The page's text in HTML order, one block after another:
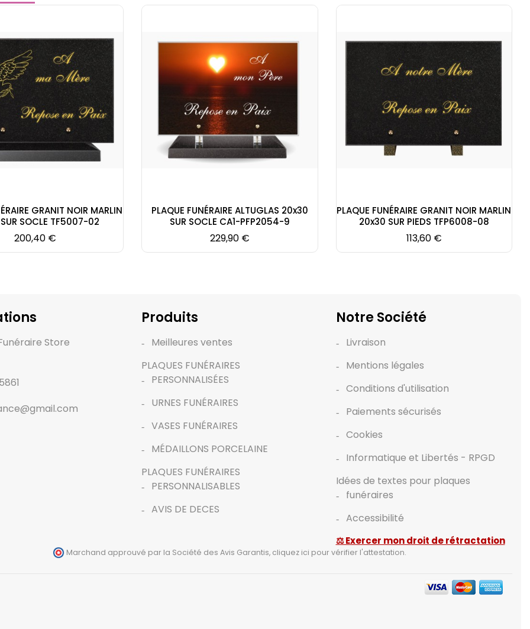
GRANIT NOIR MARLIN
SOCLE TF5007-02
Prix
200,40 €
PLAQUE FUNÉRAIRE ALTUGLAS 20x30
SUR SOCLE CA1-PFP2054-9
Prix
229,90 €
PLAQUE FUNÉRAIRE GRANIT NOIR MARLIN
20x30 SUR PIEDS TFP6008-08
Prix
113,60 €
Store
Produits
Meilleures ventes
PLAQUES FUNÉRAIRES
PERSONNALISÉES
URNES FUNÉRAIRES
VASES FUNÉRAIRES
MÉDAILLONS PORCELAINE
PLAQUES FUNÉRAIRES
PERSONNALISABLES
AVIS DE DECES
Notre Société
Livraison
Mentions légales
Conditions d'utilisation
Paiements sécurisés
Cookies
Informatique et Libertés - RPGD
Idées de textes pour plaques
funéraires
Accessibilité
⚖ Exercer mon droit de rétractation
Marchand approuvé par la Société des Avis Garantis, cliquez ici pour vérifier l'attestation.